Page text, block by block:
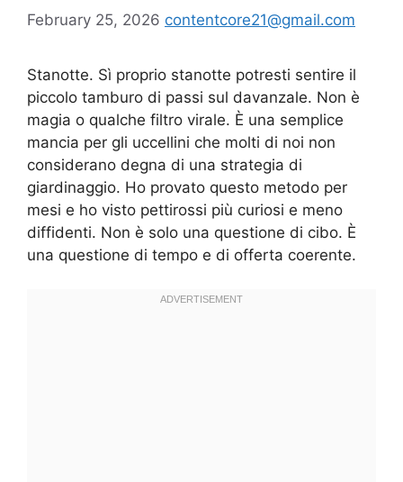
February 25, 2026 contentcore21@gmail.com
Stanotte. Sì proprio stanotte potresti sentire il
piccolo tamburo di passi sul davanzale. Non è
magia o qualche filtro virale. È una semplice
mancia per gli uccellini che molti di noi non
considerano degna di una strategia di
giardinaggio. Ho provato questo metodo per
mesi e ho visto pettirossi più curiosi e meno
diffidenti. Non è solo una questione di cibo. È
una questione di tempo e di offerta coerente.